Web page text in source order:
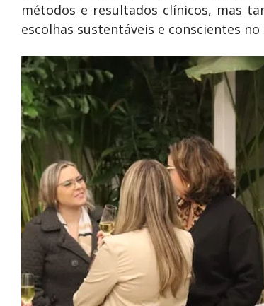
métodos e resultados clínicos, mas
escolhas sustentáveis e conscientes